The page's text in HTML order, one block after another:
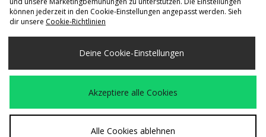
SCHNELLKAUF
Oakley Soho Gen
War135,00€
90,00€
SCHNELLKAUF
Dickies Payson
War55,00€
können jederzeit in den Cookie-Einstellungen angepasst werden. Sieh
dir unsere Cookie-Richtlinien
Deine Cookie-Einstellungen
Akzeptiere alle Cookies
Alle Cookies ablehnen